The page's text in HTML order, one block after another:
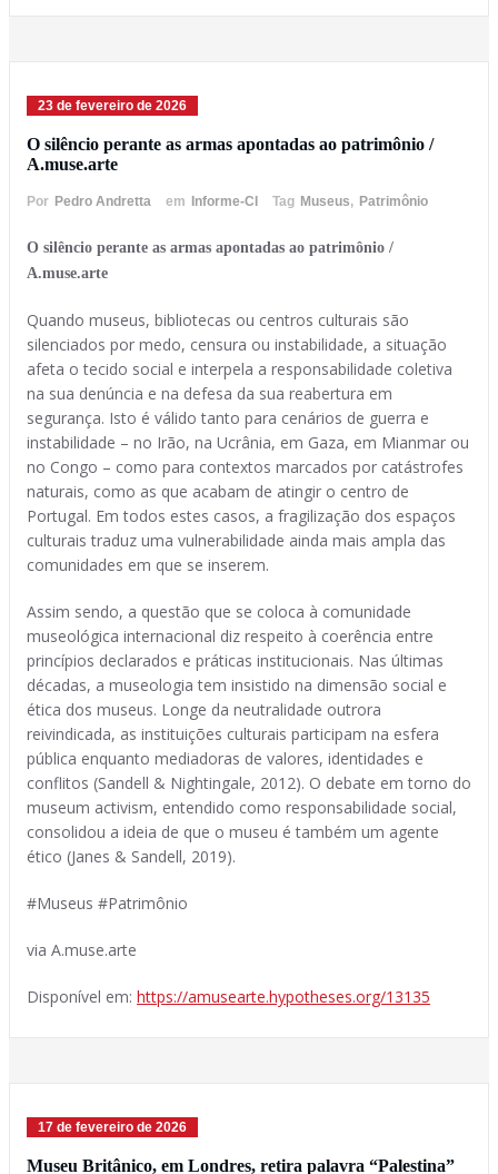
23 de fevereiro de 2026
O silêncio perante as armas apontadas ao patrimônio /
A.muse.arte
Por Pedro Andretta em Informe-CI Tag Museus, Patrimônio
O silêncio perante as armas apontadas ao patrimônio /
A.muse.arte
Quando museus, bibliotecas ou centros culturais são
silenciados por medo, censura ou instabilidade, a situação
afeta o tecido social e interpela a responsabilidade coletiva
na sua denúncia e na defesa da sua reabertura em
segurança. Isto é válido tanto para cenários de guerra e
instabilidade – no Irão, na Ucrânia, em Gaza, em Mianmar ou
no Congo – como para contextos marcados por catástrofes
naturais, como as que acabam de atingir o centro de
Portugal. Em todos estes casos, a fragilização dos espaços
culturais traduz uma vulnerabilidade ainda mais ampla das
comunidades em que se inserem.
Assim sendo, a questão que se coloca à comunidade
museológica internacional diz respeito à coerência entre
princípios declarados e práticas institucionais. Nas últimas
décadas, a museologia tem insistido na dimensão social e
ética dos museus. Longe da neutralidade outrora
reivindicada, as instituições culturais participam na esfera
pública enquanto mediadoras de valores, identidades e
conflitos (Sandell & Nightingale, 2012). O debate em torno do
museum activism, entendido como responsabilidade social,
consolidou a ideia de que o museu é também um agente
ético (Janes & Sandell, 2019).
#Museus #Patrimônio
via A.muse.arte
Disponível em: https://amusearte.hypotheses.org/13135
17 de fevereiro de 2026
Museu Britânico, em Londres, retira palavra “Palestina”